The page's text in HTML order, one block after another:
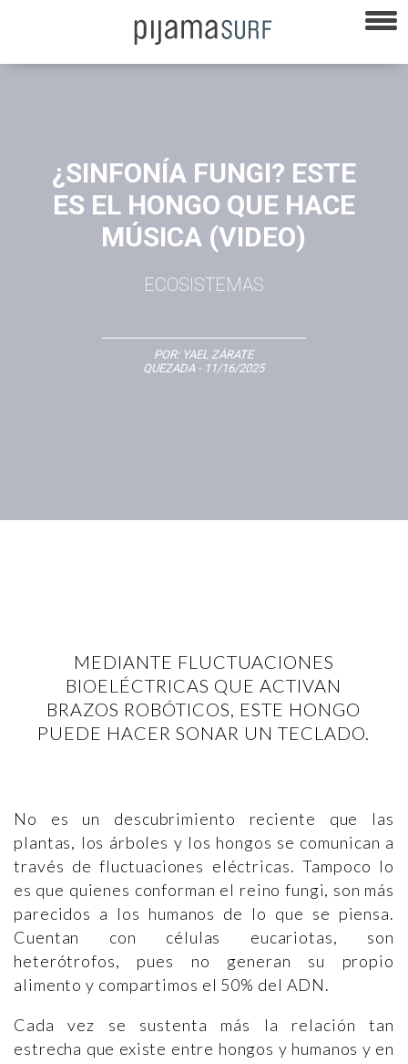
¿SINFONÍA FUNGI? ESTE
ES EL HONGO QUE HACE
MÚSICA (VIDEO)
ECOSISTEMAS
POR: YAEL ZÁRATE
QUEZADA - 11/16/2025
MEDIANTE FLUCTUACIONES
BIOELÉCTRICAS QUE ACTIVAN
BRAZOS ROBÓTICOS, ESTE HONGO
PUEDE HACER SONAR UN TECLADO.
No es un descubrimiento reciente que las
plantas, los árboles y los hongos se comunican a
través de fluctuaciones eléctricas. Tampoco lo
es que quienes conforman el reino fungi, son más
parecidos a los humanos de lo que se piensa.
Cuentan con células eucariotas, son
heterótrofos, pues no generan su propio
alimento y compartimos el 50% del ADN.
Cada vez se sustenta más la relación tan
estrecha que existe entre hongos y humanos y en